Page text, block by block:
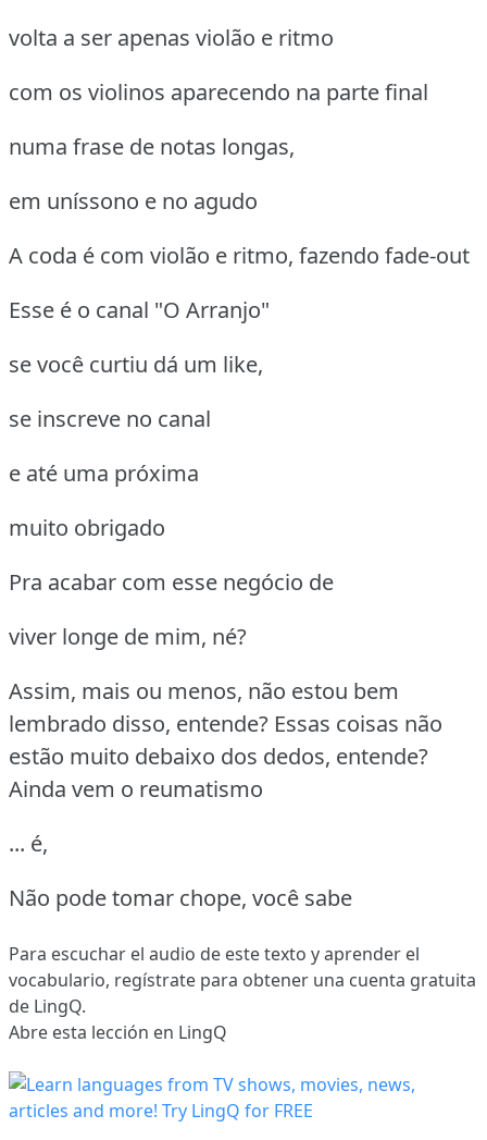
volta a ser apenas violão e ritmo
com os violinos aparecendo na parte final
numa frase de notas longas,
em uníssono e no agudo
A coda é com violão e ritmo, fazendo fade-out
Esse é o canal "O Arranjo"
se você curtiu dá um like,
se inscreve no canal
e até uma próxima
muito obrigado
Pra acabar com esse negócio de
viver longe de mim, né?
Assim, mais ou menos, não estou bem
lembrado disso, entende? Essas coisas não
estão muito debaixo dos dedos, entende?
Ainda vem o reumatismo
... é,
Não pode tomar chope, você sabe
Para escuchar el audio de este texto y aprender el
vocabulario, regístrate para obtener una cuenta gratuita
de LingQ.
Abre esta lección en LingQ